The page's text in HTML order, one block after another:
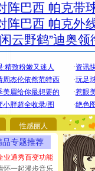
阵巴西 帕克带
阵巴西 帕克外
云野鹤”迪奥
性感丽人
品专题推荐
业通秀百变功能
怀一起漫步音乐
[圣诞节]
要平安
[圣诞节]
能正大光
都要快乐